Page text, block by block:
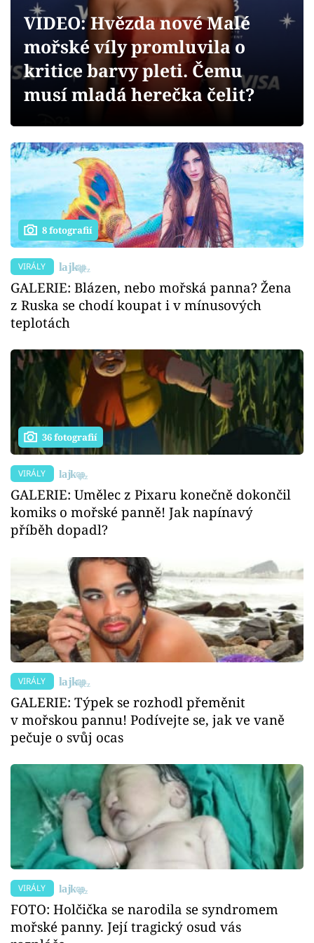
Videa
Sledujte prima+
Sledujte nás
VIDEO: Hvězda nové Malé
mořské víly promluvila o
kritice barvy pleti. Čemu
musí mladá herečka čelit?
8 fotografií
VIRÁLY
GALERIE: Blázen, nebo mořská panna? Žena
z Ruska se chodí koupat i v mínusových
teplotách
36 fotografií
VIRÁLY
GALERIE: Umělec z Pixaru konečně dokončil
komiks o mořské panně! Jak napínavý
příběh dopadl?
VIRÁLY
GALERIE: Týpek se rozhodl přeměnit
v mořskou pannu! Podívejte se, jak ve vaně
pečuje o svůj ocas
VIRÁLY
FOTO: Holčička se narodila se syndromem
mořské panny. Její tragický osud vás